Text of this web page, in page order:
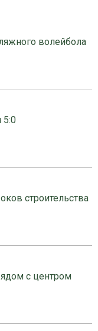
волейбола
5:0
строительства
с центром